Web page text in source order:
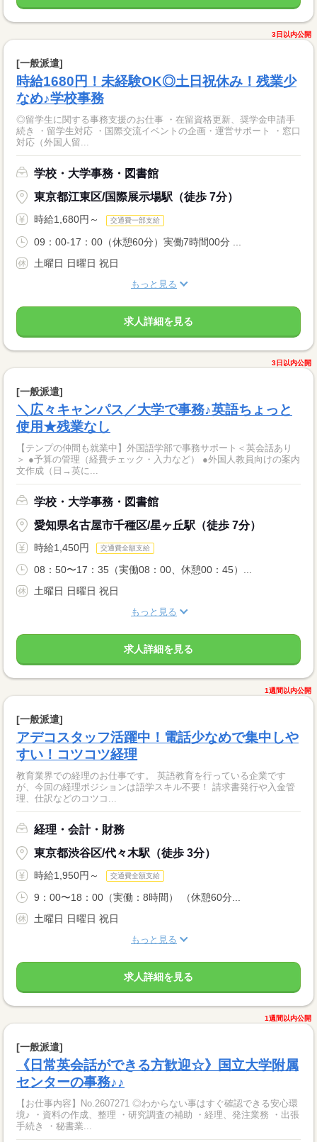
3日以内公開
[一般派遣]
時給1680円！未経験OK◎土日祝休み！残業少
なめ♪学校事務
◎留学生に関する事務支援のお仕事 ・在留資格更新、奨学金申請手
続き ・留学生対応 ・国際交流イベントの企画・運営サポート ・窓口
対応（外国人留...
学校・大学事務・図書館
東京都江東区/国際展示場駅（徒歩 7分）
時給1,680円～ 交通費一部支給
09：00-17：00（休憩60分）実働7時間00分 ...
土曜日 日曜日 祝日
もっと見る
求人詳細を見る
3日以内公開
[一般派遣]
＼広々キャンパス／大学で事務♪英語ちょっと
使用★残業なし
【テンプの仲間も就業中】外国語学部で事務サポート＜英会話あり
＞ ●予算の管理（経費チェック・入力など） ●外国人教員向けの案内
文作成（日→英に...
学校・大学事務・図書館
愛知県名古屋市千種区/星ヶ丘駅（徒歩 7分）
時給1,450円 交通費全額支給
08：50〜17：35（実働08：00、休憩00：45）...
土曜日 日曜日 祝日
もっと見る
求人詳細を見る
1週間以内公開
[一般派遣]
アデコスタッフ活躍中！電話少なめで集中しや
すい！コツコツ経理
教育業界での経理のお仕事です。 英語教育を行っている企業です
が、今回の経理ポジションは語学スキル不要！ 請求書発行や入金管
理、仕訳などのコツコ...
経理・会計・財務
東京都渋谷区/代々木駅（徒歩 3分）
時給1,950円～ 交通費全額支給
9：00〜18：00（実働：8時間） （休憩60分...
土曜日 日曜日 祝日
もっと見る
求人詳細を見る
1週間以内公開
[一般派遣]
《日常英会話ができる方歓迎☆》国立大学附属
センターの事務♪♪
【お仕事内容】No.2607271 ◎わからない事はすぐ確認できる安心環
境♪ ・資料の作成、整理 ・研究調査の補助 ・経理、発注業務 ・出張
手続き ・秘書業...